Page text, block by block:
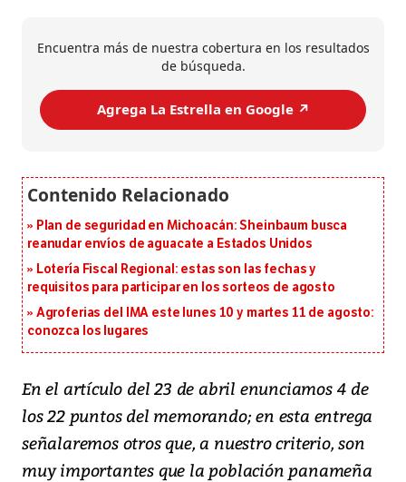
Encuentra más de nuestra cobertura en los resultados
de búsqueda.
Agrega La Estrella en Google ↗️
Plan de seguridad en Michoacán: Sheinbaum busca
reanudar envíos de aguacate a Estados Unidos
Lotería Fiscal Regional: estas son las fechas y
requisitos para participar en los sorteos de agosto
Agroferias del IMA este lunes 10 y martes 11 de agosto:
conozca los lugares
En el artículo del 23 de abril enunciamos 4 de
los 22 puntos del memorando; en esta entrega
señalaremos otros que, a nuestro criterio, son
muy importantes que la población panameña